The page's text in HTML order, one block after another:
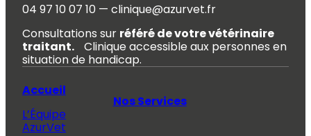
04 97 10 07 10 — clinique@azurvet.fr
Consultations sur référé de votre vétérinaire
traitant. Clinique accessible aux personnes en
situation de handicap.
Accueil
L’Équipe
AzurVet
Nos Services